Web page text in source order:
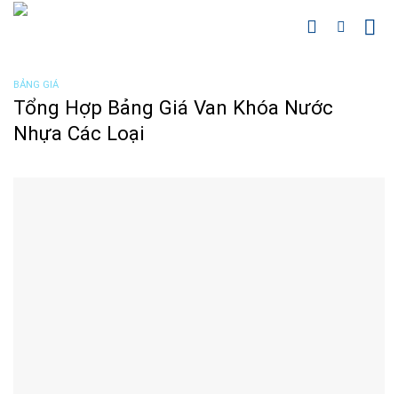
Chuyển
dungBẢNG GIÁ
Tổng Hợp Bảng Giá Van Khóa Nước
Nhựa Các Loại